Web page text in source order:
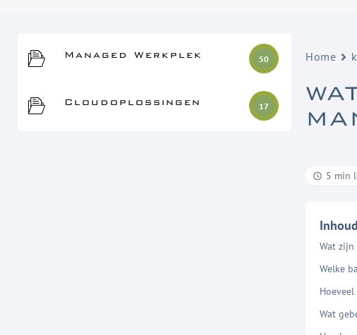
Managed Werkplek 50
Cloudoplossingen 17
Home
5 min
Wat
Welke
Wat